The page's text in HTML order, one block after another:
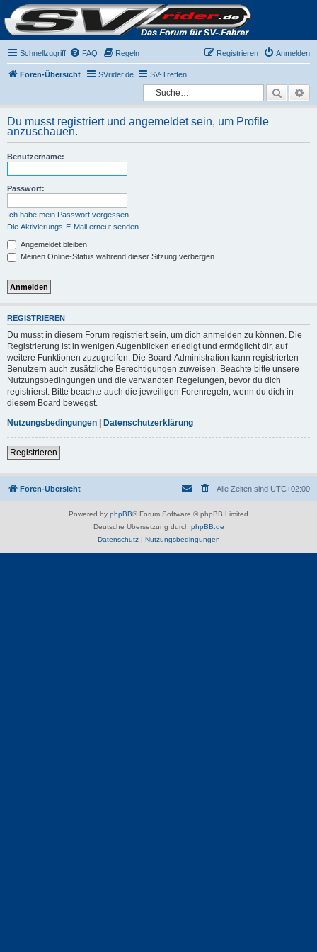
Schnellzugriff FAQ Regeln Anmelden
Registrieren
Foren-Übersicht SVrider.de SV-Treffen
Suche
Du musst registriert und angemeldet sein, um Profile
anzuschauen.
Benutzername:
Passwort:
Ich habe mein Passwort vergessen
Die Aktivierungs-E-Mail erneut senden
Angemeldet bleiben
Meinen Online-Status während dieser Sitzung verbergen
REGISTRIEREN
Du musst in diesem Forum registriert sein, um dich anmelden zu können. Die
Registrierung ist in wenigen Augenblicken erledigt und ermöglicht dir, auf
weitere Funktionen zuzugreifen. Die Board-Administration kann registrierten
Benutzern auch zusätzliche Berechtigungen zuweisen. Beachte bitte unsere
Nutzungsbedingungen und die verwandten Regelungen, bevor du dich
registrierst. Bitte beachte auch die jeweiligen Forenregeln, wenn du dich in
diesem Board bewegst.
Nutzungsbedingungen | Datenschutzerklärung
Registrieren
Foren-Übersicht Alle Zeiten sind UTC+02:00
Powered by phpBB® Forum Software © phpBB Limited
Deutsche Übersetzung durch phpBB.de
Datenschutz| Nutzungsbedingungen